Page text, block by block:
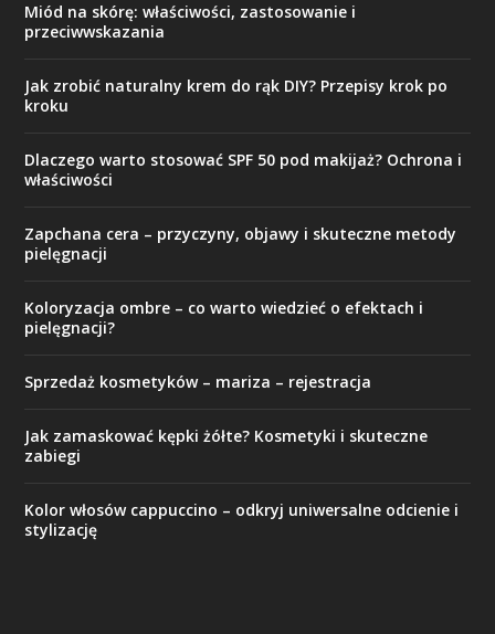
Miód na skórę: właściwości, zastosowanie i
przeciwwskazania
Jak zrobić naturalny krem do rąk DIY? Przepisy krok po
kroku
Dlaczego warto stosować SPF 50 pod makijaż? Ochrona i
właściwości
Zapchana cera – przyczyny, objawy i skuteczne metody
pielęgnacji
Koloryzacja ombre – co warto wiedzieć o efektach i
pielęgnacji?
Sprzedaż kosmetyków – mariza – rejestracja
Jak zamaskować kępki żółte? Kosmetyki i skuteczne
zabiegi
Kolor włosów cappuccino – odkryj uniwersalne odcienie i
stylizację